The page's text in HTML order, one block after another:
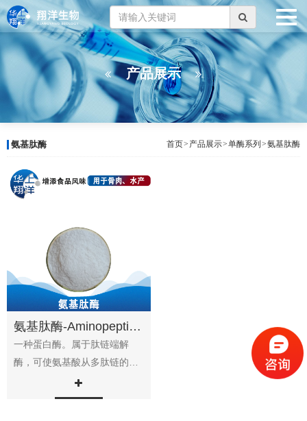
产品展示
氨基肽酶 首页> 产品展示>单酶系列 >氨基肽酶
氨基肽酶-Aminopeptidase
一种蛋白酶。属于肽链端解
酶，可使氨基酸从多肽链的N-
末端顺序逐个地游离出来。在
许多生物中...